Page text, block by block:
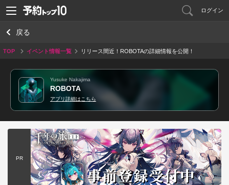
ログイン
戻る
TOP イベント情報一覧 リリース間近！ROBOTAの詳細情報を公開！
Yusuke Nakajima
ROBOTA
アプリ詳細はこちら
PR